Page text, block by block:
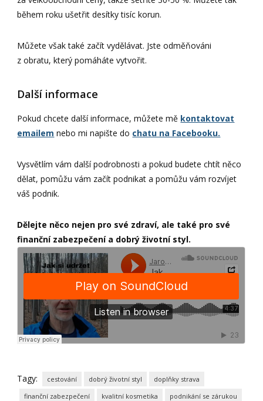
během roku ušetřit desítky tisíc korun.
Můžete však také začít vydělávat. Jste odměňováni
z obratu, který pomáháte vytvořit.
Další informace
Pokud chcete další informace, můžete mě kontaktovat
emailem nebo mi napište do chatu na Facebooku.
Vysvětlím vám další podrobnosti a pokud budete chtít něco
dělat, pomůžu vám začít podnikat a pomůžu vám rozvíjet
váš podnik.
Dělejte něco nejen pro své zdraví, ale také pro své
finanční zabezpečení a dobrý životní styl.
Tagy: cestování dobrý životní styl
doplňky strava
finanční zabezpečení
kvalitní kosmetika
podnikání se zárukou